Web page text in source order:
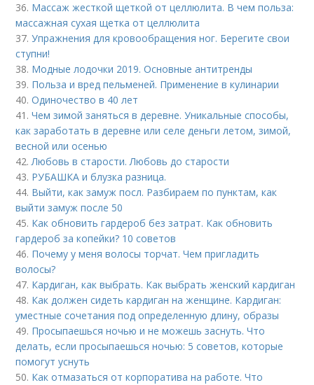
36. Массаж жесткой щеткой от целлюлита. В чем польза:
массажная сухая щетка от целлюлита
37.Упражнения для кровообращения ног. Берегите свои
ступни!
38. Модные лодочки 2019. Основные антитренды
39. Польза и вред пельменей. Применение в кулинарии
40.Одиночество в 40 лет
41.Чем зимой заняться в деревне. Уникальные способы,
как заработать в деревне или селе деньги летом, зимой,
весной или осенью
42.Любовь в старости. Любовь до старости
43. РУБАШКА и блузка разница.
44. Выйти, как замуж посл. Разбираем по пунктам, как
выйти замуж после 50
45. Как обновить гардероб без затрат. Как обновить
гардероб за копейки? 10 советов
46. Почему у меня волосы торчат. Чем пригладить
волосы?
47. Кардиган, как выбрать. Как выбрать женский кардиган
48. Как должен сидеть кардиган на женщине. Кардиган:
уместные сочетания под определенную длину, образы
49. Просыпаешься ночью и не можешь заснуть. Что
делать, если просыпаешься ночью: 5 советов, которые
помогут уснуть
50. Как отмазаться от корпоратива на работе. Что